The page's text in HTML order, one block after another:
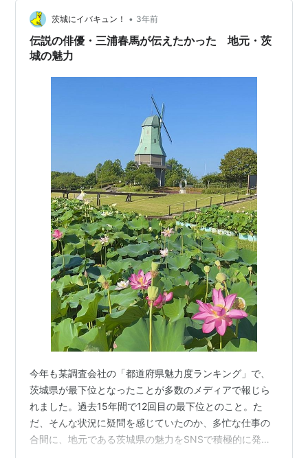
新設にともない委員、審査員をつとめた。また同年には
東陶会を主宰。３年第９回帝展『彩磁草花文花瓶』が帝
国美術院賞を受賞。翌４年帝国美術院会員。９年帝室技
白磁、青磁、磁彩など器形、文様、釉色から格調の高い
名作を遺した。また新しい釉法の工夫、特色のある彫刻
模様に独自の作風を示した。代表作は『彩磁禽果文花
瓶』『葆光彩磁花卉文壺』。
茨城にイバキュン！ • 3年前
伝説の俳優・三浦春馬が伝えたかった 地元・茨
城の魅力
今年も某調査会社の「都道府県魅力度ランキング」で、
茨城県が最下位となったことが多数のメディアで報じら
れました。過去15年間で12回目の最下位とのこと。た
だ、そんな状況に疑問を感じていたのか、多忙な仕事の
合間に、地元である茨城県の魅力をSNSで積極的に発信